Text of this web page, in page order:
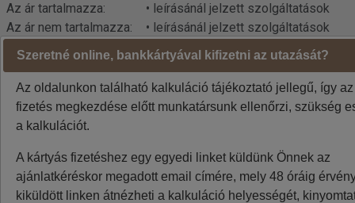
Az ár tartalmazza:
• leírásánál jelzett szolgáltatások
Az ár nem tartalmazza:
• leírásánál jelzett szolgáltatások
Kalkuláció
szíveskedjenek!
Ár:
Szeretné online, bankkártyával kifizetni az utazását?
Az oldalunkon található kalkuláció tájékoztató jellegű, így
fizetés megkezdése előtt munkatársunk ellenőrzi, szükség
a kalkulációt.
A kártyás fizetéshez egy egyedi linket küldünk Önnek az
ajánlatkéréskor megadott email címére, mely 48 óráig
kiküldött linken átnézheti a kalkuláció helyességét,